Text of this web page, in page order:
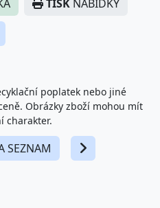
TISK NABÍDKY
poplatek nebo jiné
Obrázky zboží mohou mít
charakter.
SEZNAM